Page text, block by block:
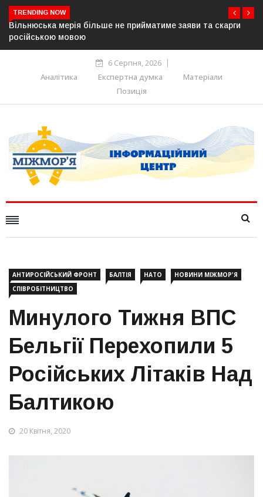
TRENDING NOW
мерія більше не прийматиме заяви та скарги
мовою
6 Серпня, 2026
Аналітика
Експертна думка
Матеріали
Позиція
АНТИРОСІЙСЬКИЙ ФРОНТ БАЛТІЯ НАТО
НОВИНИ МІЖМОР'Я
СПІВРОБІТНИЦТВО
Минулого Тижня ВПС
Бельгії Перехопили 5
Російських Літаків Над
Балтикою
20 Квітня, 2020